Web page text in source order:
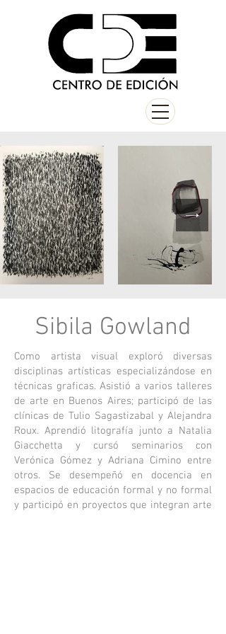
Sibila Gowland
Como artista visual exploró diversas
disciplinas artísticas especializándose en
técnicas graficas. Asistió a varios talleres
de arte en Buenos Aires; participó de las
clínicas de Tulio Sagastizabal y Alejandra
Roux. Aprendió litografía junto a Natalia
Giacchetta y cursó seminarios con
Verónica Gómez y Adriana Cimino entre
otros. Se desempeñó en docencia en
espacios de educación formal y no formal
y participó en proyectos que integran arte